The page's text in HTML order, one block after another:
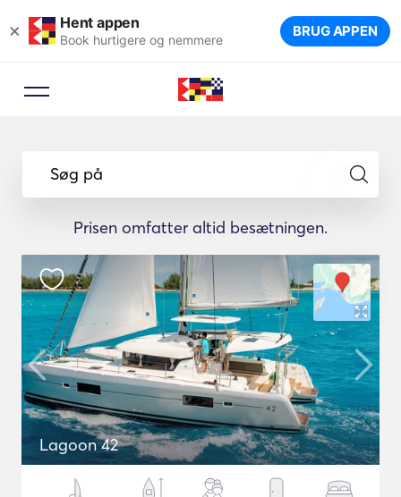
× Hent appen
Book hurtigere og nemmere BRUG APPEN
Søg på
Prisen omfatter altid besætningen.
Lagoon 42